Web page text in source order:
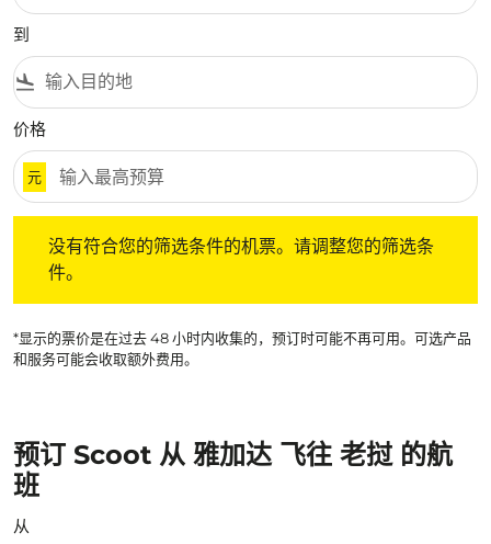
到
flight_land
价格
元
没有符合您的筛选条件的机票。请调整您的筛选条
件。
*显示的票价是在过去 48 小时内收集的，预订时可能不再可用。可选产品
和服务可能会收取额外费用。
预订 Scoot 从 雅加达 飞往 老挝 的航
班
从